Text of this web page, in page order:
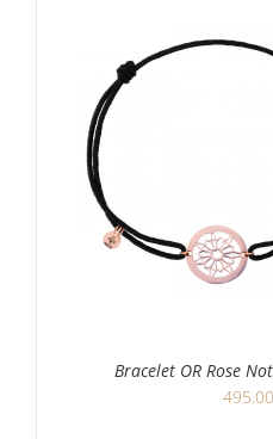
Bracelet OR Rose
495.00